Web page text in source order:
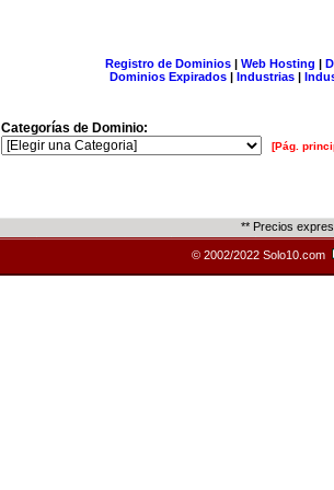
Registro de Dominios| Web Hosting |
Dominios Expirados | Industrias |
Categorías de Dominio:
[Pág.
** Precios
© 2002/2022 Solo10.com